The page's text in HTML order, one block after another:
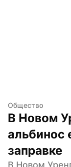
Общество
В Новом
альбинос
заправке
В Новом